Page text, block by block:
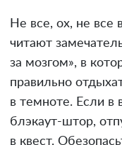
Не все, ох, не все
читают
за мозгом», в
правильно
в темноте. Если в
блэкаут-штор,
в квест.